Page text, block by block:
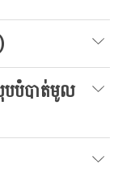
បបំបាត់មូល